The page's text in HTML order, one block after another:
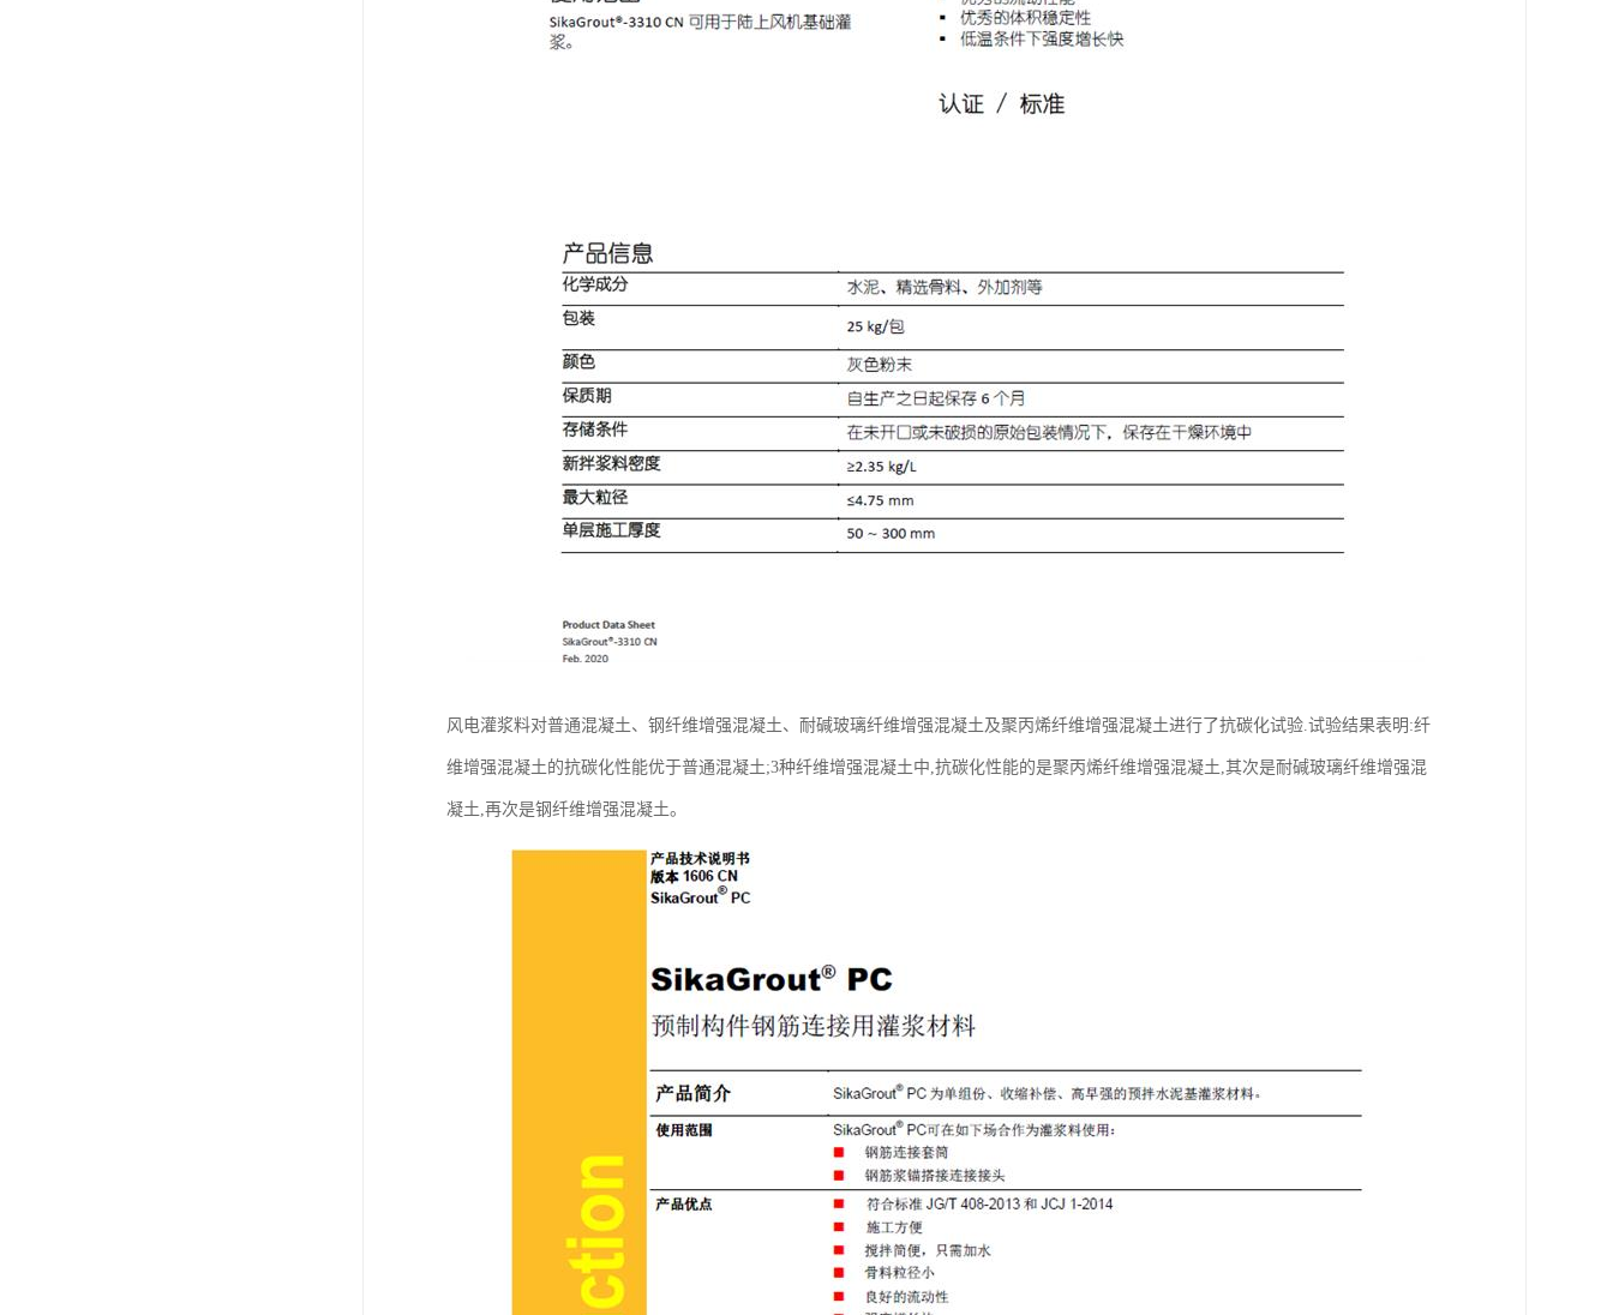
风电灌浆料对普通混凝土、钢纤维增强混凝土、耐碱玻璃纤维增强混凝土及聚丙烯纤维增强混凝土进行了抗碳化试验.试验结果表明:纤
维增强混凝土的抗碳化性能优于普通混凝土;3种纤维增强混凝土中,抗碳化性能的是聚丙烯纤维增强混凝土,其次是耐碱玻璃纤维增强混
凝土,再次是钢纤维增强混凝土。